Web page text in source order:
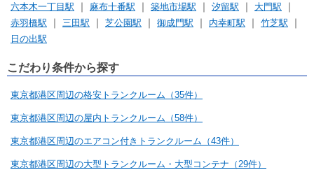
六本木一丁目駅
麻布十番駅 築地市場駅 汐留駅
大門駅
赤羽橋駅
三田駅 芝公園駅 御成門駅 内幸町駅
竹芝駅
日の出駅
こだわり条件から探す
東京都港区周辺の格安トランクルーム（35件）
東京都港区周辺の屋内トランクルーム（58件）
東京都港区周辺のエアコン付きトランクルーム（43件）
東京都港区周辺の大型トランクルーム・大型コンテナ（29件）